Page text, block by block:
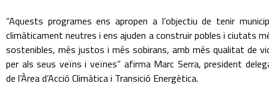
“Aquests programes ens apropen a l’objectiu de tenir
climàticament neutres i ens ajuden a construir pobles i ciutats
sostenibles, més justos i més sobirans, amb més qualitat de
per als seus veïns i veïnes” afirma Marc Serra, president
de l’Àrea d’Acció Climàtica i Transició Energètica.